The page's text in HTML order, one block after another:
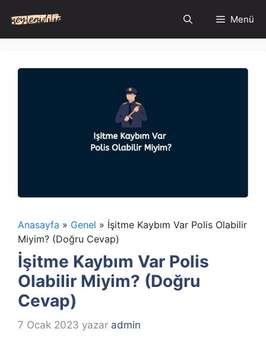
atla
Menü
Anasayfa » Genel » İşitme Kaybım Var Polis Olabilir
Miyim? (Doğru Cevap)
İşitme Kaybım Var Polis
Olabilir Miyim? (Doğru
Cevap)
7 Ocak 2023 yazar admin